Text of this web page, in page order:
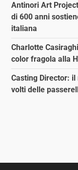
Antinori Art
di 600 anni
italiana
Charlotte
color fragola alla
Casting Director:
volti delle